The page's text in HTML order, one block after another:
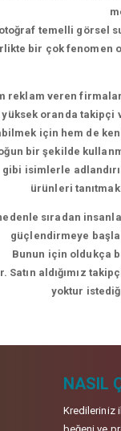
temelli görsel
bir çok fenomen
reklam veren
yüksek oranda
için hem de
bir şekilde
gibi isimlerle
ürünleri
sıradan
güçlendirmeye
Bunun için oldukça
aldığımız
yoktur
NASIL
Kredileriniz